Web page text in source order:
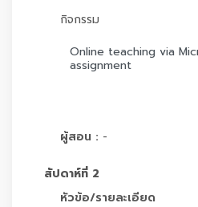
กิจกรรม
ผู้สอน : -
สัปดาห์ที่ 2
หัวข้อ/รายละเอียด